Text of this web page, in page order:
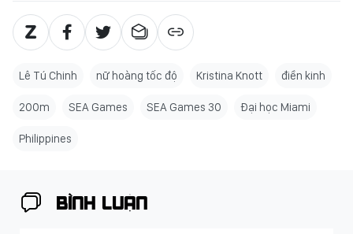
Lê Tú Chinh nữ hoàng tốc độ Kristina Knott điền kinh
200m SEA Games SEA Games 30 Đại học Miami
Philippines
BÌNH LUẬN